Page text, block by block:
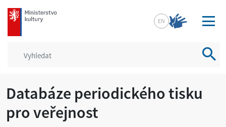
mkcr.cz
EN
Databáze periodického tisku
pro veřejnost